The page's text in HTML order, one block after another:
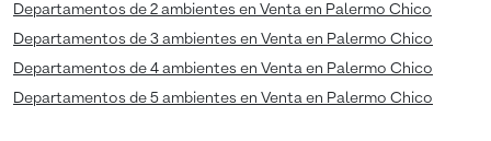
Departamentos de 2 ambientes en Venta en Palermo Chico
Departamentos de 3 ambientes en Venta en Palermo Chico
Departamentos de 4 ambientes en Venta en Palermo Chico
Departamentos de 5 ambientes en Venta en Palermo Chico